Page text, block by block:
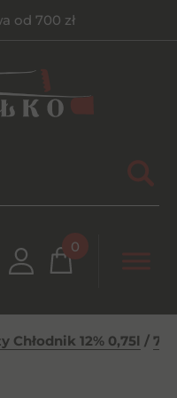
od 700 zł
0
Chłodnik 12% 0,75l / 7